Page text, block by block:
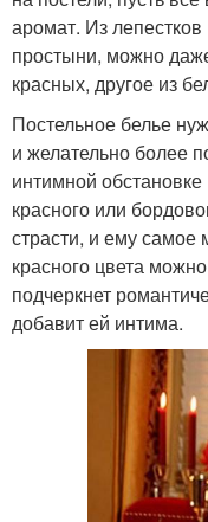
аромат. Из
простыни, можно
красных, другое из
Постельное белье
и желательно более
интимной
красного или
страсти, и ему самое
красного цвета
подчеркнет
добавит ей интима.